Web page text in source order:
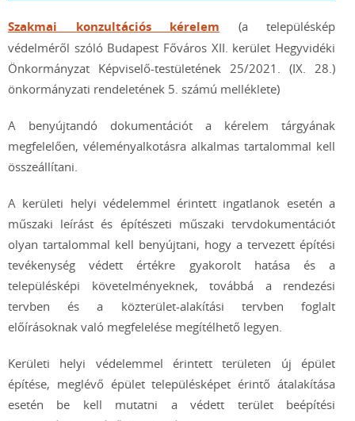
Szakmai konzultációs kérelem (a településkép
védelméről szóló Budapest Főváros XII. kerület Hegyvidéki
Önkormányzat Képviselő-testületének 25/2021. (IX. 28.)
önkormányzati rendeletének 5. számú melléklete)
A benyújtandó dokumentációt a kérelem tárgyának
megfelelően, véleményalkotásra alkalmas tartalommal kell
összeállítani.
A kerületi helyi védelemmel érintett ingatlanok esetén a
műszaki leírást és építészeti műszaki tervdokumentációt
olyan tartalommal kell benyújtani, hogy a tervezett építési
tevékenység védett értékre gyakorolt hatása és a
településképi követelményeknek, továbbá a rendezési
tervben és a közterület-alakítási tervben foglalt
előírásoknak való megfelelése megítélhető legyen.
Kerületi helyi védelemmel érintett területen új épület
építése, meglévő épület településképet érintő átalakítása
esetén be kell mutatni a védett terület beépítési